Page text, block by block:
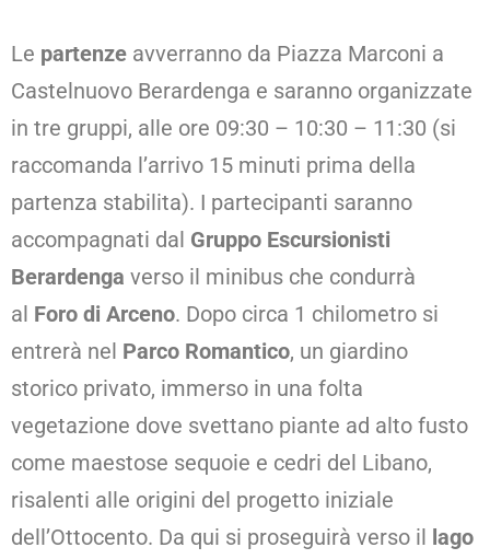
Le partenze avverranno da Piazza Marconi a
Castelnuovo Berardenga e saranno organizzate
in tre gruppi, alle ore 09:30 – 10:30 – 11:30 (si
raccomanda l’arrivo 15 minuti prima della
partenza stabilita). I partecipanti saranno
accompagnati dal Gruppo Escursionisti
Berardenga verso il minibus che condurrà
al Foro di Arceno. Dopo circa 1 chilometro si
entrerà nel Parco Romantico, un giardino
storico privato, immerso in una folta
vegetazione dove svettano piante ad alto fusto
come maestose sequoie e cedri del Libano,
risalenti alle origini del progetto iniziale
dell’Ottocento. Da qui si proseguirà verso il lago